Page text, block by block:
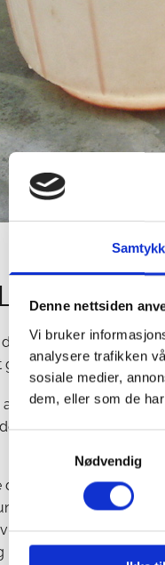
Denne nettsiden
Vi bruker
analysere trafikken
sosiale medier,
dem, eller som de
Nødvendig
–
sitter i godstolen,
å være tørr og
at du reagerer raskt.
du må gjøre er å
lekkasjen slik at
området hvor vannet
hvordan været er.